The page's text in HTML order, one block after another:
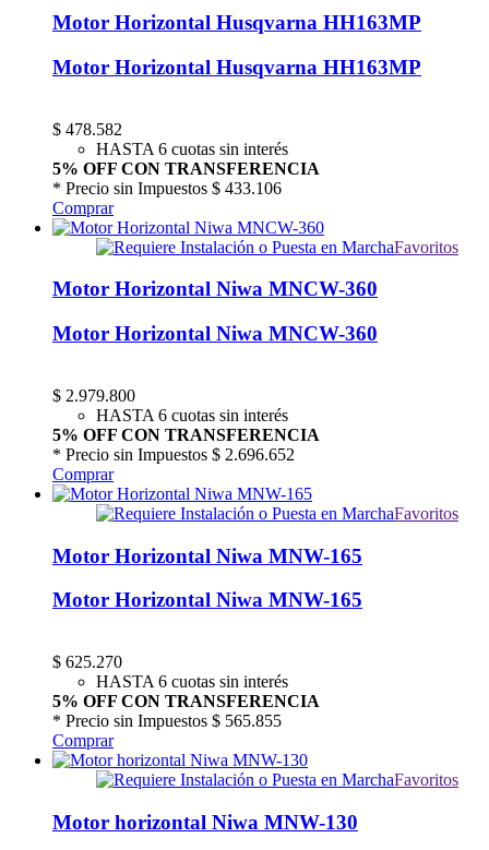
Motor Horizontal Husqvarna HH163MP
Motor Horizontal Husqvarna HH163MP
$ 478.582
HASTA 6 cuotas sin interés
5% OFF CON TRANSFERENCIA
* Precio sin Impuestos $ 433.106
Comprar
Favoritos
Motor Horizontal Niwa MNCW-360
Motor Horizontal Niwa MNCW-360
$ 2.979.800
HASTA 6 cuotas sin interés
5% OFF CON TRANSFERENCIA
* Precio sin Impuestos $ 2.696.652
Comprar
Favoritos
Motor Horizontal Niwa MNW-165
Motor Horizontal Niwa MNW-165
$ 625.270
HASTA 6 cuotas sin interés
5% OFF CON TRANSFERENCIA
* Precio sin Impuestos $ 565.855
Comprar
Favoritos
Motor horizontal Niwa MNW-130